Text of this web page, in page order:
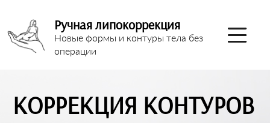
Ручная липокоррекция
Новые формы и контуры тела без
операции
КОРРЕКЦИЯ КОНТУРОВ